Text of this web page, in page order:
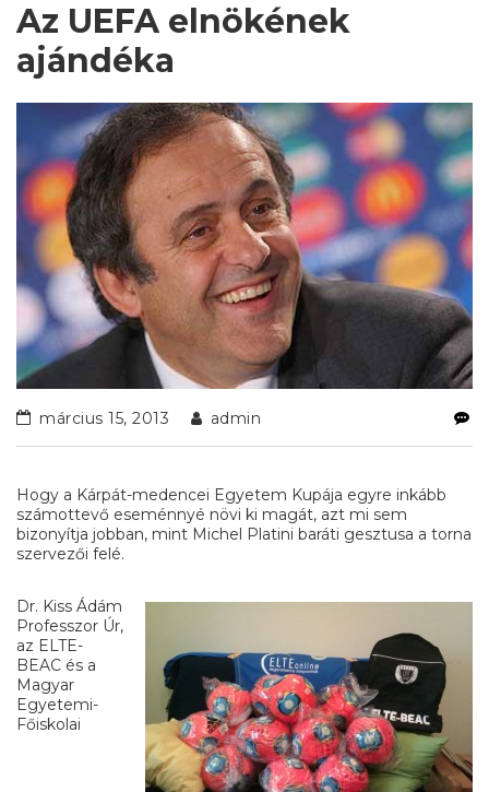
Az UEFA elnökének
ajándéka
március 15, 2013 admin
Hogy a Kárpát-medencei Egyetem Kupája egyre inkább
számottevő eseménnyé növi ki magát, azt mi sem
bizonyítja jobban, mint Michel Platini baráti gesztusa a torna
szervezői felé.
Dr. Kiss Ádám
Professzor Úr,
az ELTE-
BEAC és a
Magyar
Egyetemi-
Főiskolai